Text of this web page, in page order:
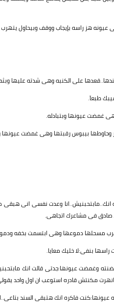
هز راسه بإيجاب ووقف وبيحاول
على الكنبه وهى شدته عليها
طبعآ.
غمضت عيونها وبتبادله.
وحاوطها بيبوس رقبتها وهى غمضت عيونها
انك..مابتحبنيش..انا وعدت نفسى انى
صادق فى مشاعرك اتجاهى.
مسحلها دموعها وهى ابتسمت بخفه
بنفى:لا خليك معايا.
وغمضت عيونها:جدتى قالت انك
مكنتش قادره استوعب ان اول واحد
فاكره انك هتبقى السند